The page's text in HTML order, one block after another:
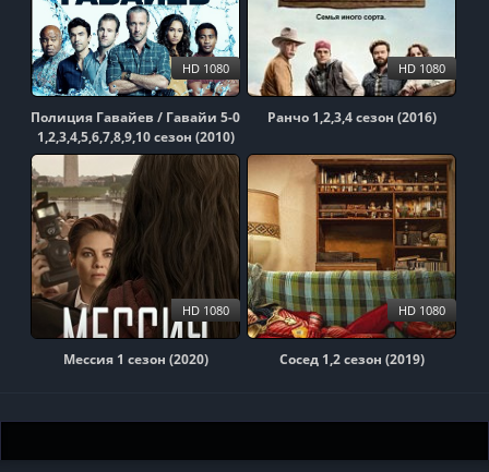
Полиция Гавайев / Гавайи 5-0
1,2,3,4,5,6,7,8,9,10 сезон (2010)
HD 1080
Ранчо 1,2,3,4 сезон (2016)
HD 1080
Мессия 1 сезон (2020)
HD 1080
Сосед 1,2 сезон (2019)
HD 1080